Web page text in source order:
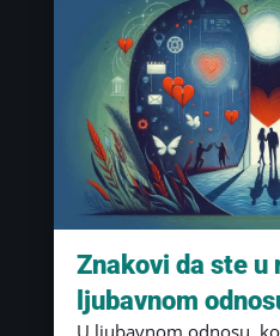
Znakovi da ste u
ljubavnom
U ljubavnom odnosu,